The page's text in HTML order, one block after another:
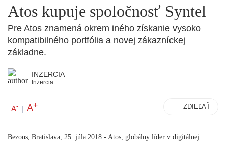
Atos kupuje spoločnosť Syntel
Pre Atos znamená okrem iného získanie vysoko
kompatibilného portfólia a novej zákazníckej
základne.
INZERCIA
Inzercia
A- | A+ ZDIEĽAŤ
Bezons, Bratislava, 25. júla 2018 - Atos, globálny líder v digitálnej